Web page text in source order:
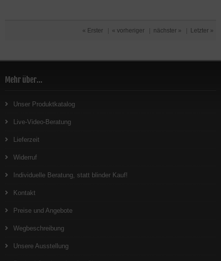
« Erster « vorheriger nächster » Letzter »
Mehr über...
Unser Produktkatalog
Live-Video-Beratung
Lieferzeit
Widerruf
Individuelle Beratung, statt blinder Kauf!
Kontakt
Preise und Angebote
Wegbeschreibung
Unsere Ausstellung